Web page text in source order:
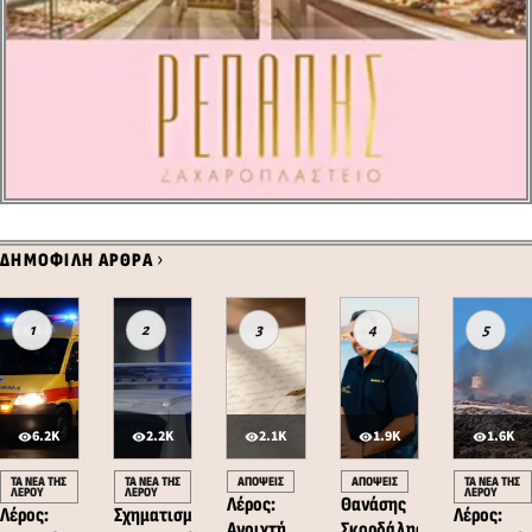
ΔΗΜΟΦΙΛΗ ΑΡΘΡΑ ›
6.2K
1
ΤΑ ΝΕΑ ΤΗΣ
ΛΕΡΟΥ
Λέρος:
2.2K
2
ΤΑ ΝΕΑ ΤΗΣ
ΛΕΡΟΥ
Σχηματισμός
2.1K
3
ΑΠΟΨΕΙΣ
Λέρος:
1.9K
4
ΑΠΟΨΕΙΣ
Θανάσης
1.6K
5
ΤΑ ΝΕΑ ΤΗΣ
ΛΕΡΟΥ
Λέρος: